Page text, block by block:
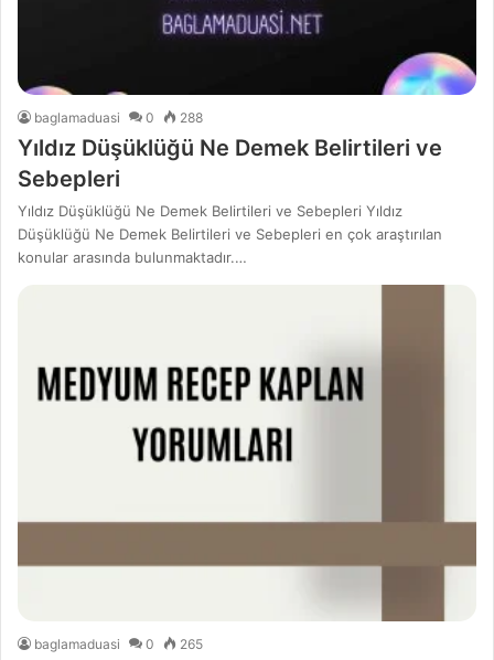
baglamaduasi 0 288
Yıldız Düşüklüğü Ne Demek Belirtileri ve
Sebepleri
Yıldız Düşüklüğü Ne Demek Belirtileri ve Sebepleri Yıldız
Düşüklüğü Ne Demek Belirtileri ve Sebepleri en çok araştırılan
konular arasında bulunmaktadır.…
baglamaduasi 0 265